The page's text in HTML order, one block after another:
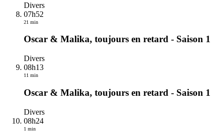
Divers
07h52
21 min
Oscar & Malika, toujours en retard - Saison 1
Divers
08h13
11 min
Oscar & Malika, toujours en retard - Saison 1
Divers
08h24
1 min